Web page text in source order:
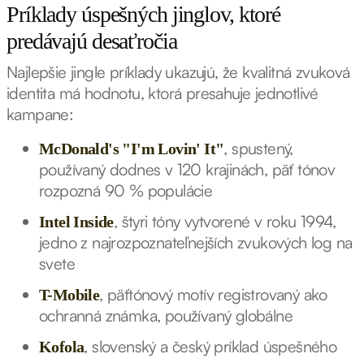
Príklady úspešných jinglov, ktoré
predávajú desaťročia
Najlepšie jingle príklady ukazujú, že kvalitná zvuková
identita má hodnotu, ktorá presahuje jednotlivé
kampane:
McDonald's "I'm Lovin' It", spustený,
používaný dodnes v 120 krajinách, päť tónov
rozpozná 90 % populácie
Intel Inside, štyri tóny vytvorené v roku 1994,
jedno z najrozpoznateľnejších zvukových log na
svete
T-Mobile, päťtónový motív registrovaný ako
ochranná známka, používaný globálne
Kofola, slovenský a český príklad úspešného